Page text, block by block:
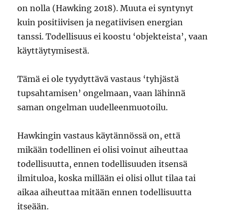
on nolla (Hawking 2018). Muuta ei syntynyt
kuin positiivisen ja negatiivisen energian
tanssi. Todellisuus ei koostu ‘objekteista’, vaan
käyttäytymisestä.
Tämä ei ole tyydyttävä vastaus ‘tyhjästä
tupsahtamisen’ ongelmaan, vaan lähinnä
saman ongelman uudelleenmuotoilu.
Hawkingin vastaus käytännössä on, että
mikään todellinen ei olisi voinut aiheuttaa
todellisuutta, ennen todellisuuden itsensä
ilmituloa, koska millään ei olisi ollut tilaa tai
aikaa aiheuttaa mitään ennen todellisuutta
itseään.